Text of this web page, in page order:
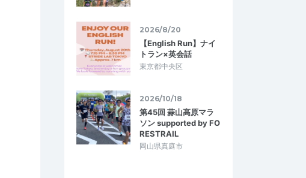
2026/8/20
【English Run】ナイ
トラン×英会話
東京都中央区
2026/10/18
第45回 蒜山高原マラ
ソン supported by FO
RESTRAIL
岡山県真庭市